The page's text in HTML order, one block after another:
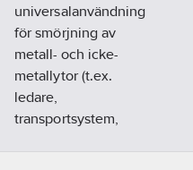
universalanvändning
för smörjning av
metall- och icke-
metallytor (t.ex.
ledare,
transportsystem,